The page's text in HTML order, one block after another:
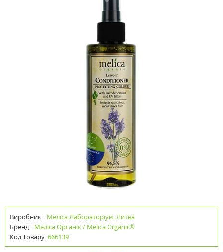
Виробник: Меліса Лабораторіум, Литва
Бренд: Меліса Органік / Melica Organic®
Код Товару:666139